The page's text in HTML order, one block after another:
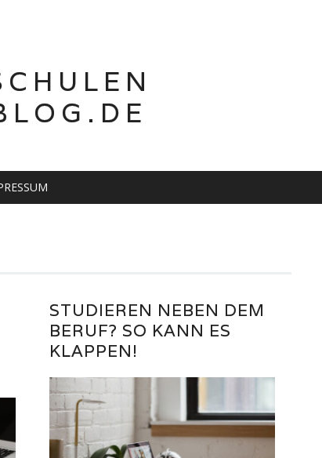
STUDIEREN NEBEN DEM
BERUF? SO KANN ES
KLAPPEN!